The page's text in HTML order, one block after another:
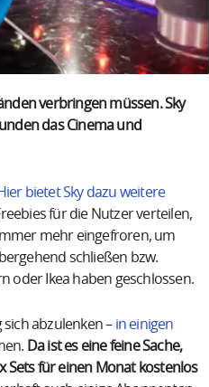
verbringen müssen. Sky
das Cinema und
Hier bietet Sky dazu weitere
für die Nutzer verteilen,
mehr eingefroren, um
schließen bzw.
oder Ikea haben geschlossen.
abzulenken – in einigen
Da ist es eine feine Sache,
Sets für einen Monat kostenlos